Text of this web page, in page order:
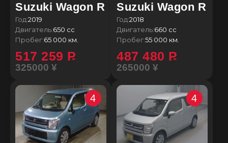
Suzuki Wagon R
Год:2019
Двигатель:650 сс
Пробег:65 000 км.
517 259 P
325000 ¥
Suzuki Wagon R
Год:2018
Двигатель:660 сс
Пробег:55 000 км.
487 480 P
265000 ¥
4 4